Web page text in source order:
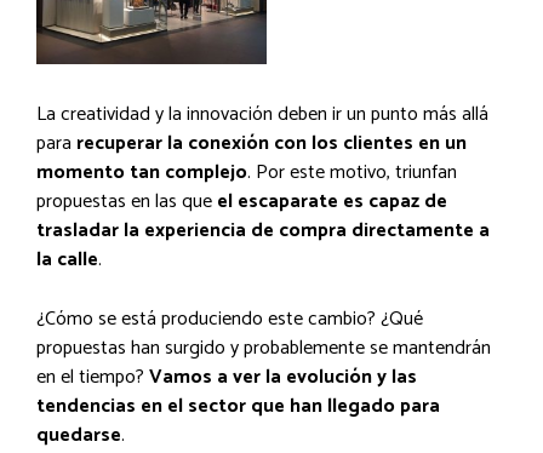
La creatividad y la innovación deben ir un punto más allá
para recuperar la conexión con los clientes en un
momento tan complejo. Por este motivo, triunfan
propuestas en las queel escaparate es capaz de
trasladar la experiencia de compra directamente a
la calle.
¿Cómo se está produciendo este cambio? ¿Qué
propuestas han surgido y probablemente se mantendrán
en el tiempo?Vamos a ver la evolución y las
tendencias en el sector que han llegado para
quedarse.